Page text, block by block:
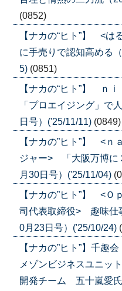
(0852)
【ナカの“ヒト”】 <
に手売りで認知高める
5) (0851)
【ナカの“ヒト”】 ｎ
「プロエイジング」で
日号）('25/11/11) (0849)
【ナカの”ヒト”】 <
ジャー> 「大阪万博に
月30日号）('25/11/04)
【ナカの”ヒト”】 <
司代表取締役> 趣味仕
0月23日号）('25/10/24)
【ナカの”ヒト”】千
メゾンビジネスユニッ
開発チーム 五十嵐愛氏